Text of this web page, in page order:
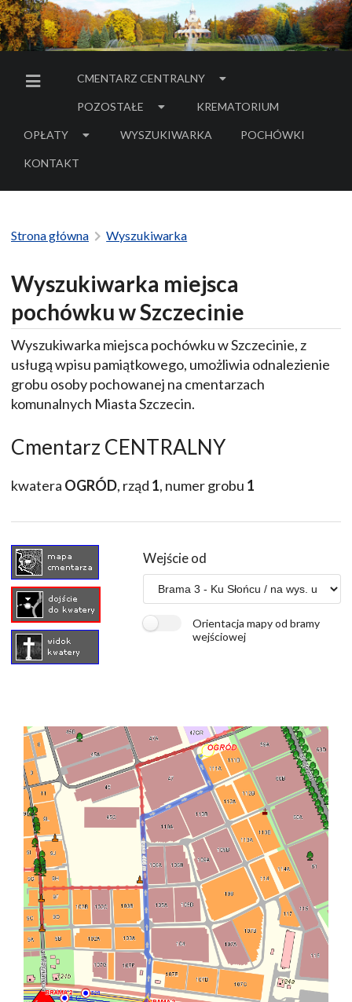
MENU BOCZNE
CMENTARZ CENTRALNY
POZOSTAŁE KREMATORIUM
OPŁATY WYSZUKIWARKA POCHÓWKI
- LINK DO SERWISU
KONTAKT
Strona główna Wyszukiwarka
Wyszukiwarka miejsca
pochówku w Szczecinie
Wyszukiwarka miejsca pochówku w Szczecinie, z
usługą wpisu pamiątkowego, umożliwia odnalezienie
grobu osoby pochowanej na cmentarzach
komunalnych Miasta Szczecin.
Cmentarz CENTRALNY
kwatera OGRÓD, rząd 1, numer grobu 1
Wejście od
Orientacja mapy od bramy
wejściowej